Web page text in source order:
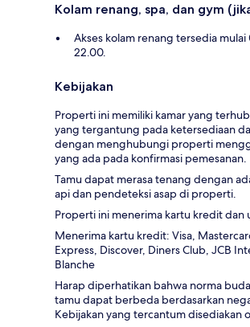
Kolam renang, spa, dan gym
Akses kolam renang tersedia
22.00.
Kebijakan
Properti ini memiliki kamar yang
yang tergantung pada ketersediaan
dengan menghubungi properti
yang ada pada konfirmasi pemesanan.
Tamu dapat merasa tenang dengan
api dan pendeteksi asap di properti.
Properti ini menerima kartu kredit dan
Menerima kartu kredit: Visa,
Express, Discover, Diners Club, JCB
Blanche
Harap diperhatikan bahwa norma
tamu dapat berbeda berdasarkan
Kebijakan yang tercantum disediakan